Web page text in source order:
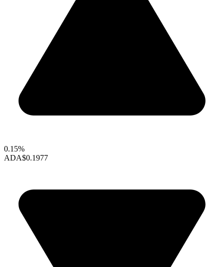
0.15%
ADA$0.1977